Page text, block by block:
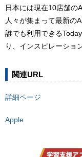
日本には現在10店舗の
人々が集まって最新の
誰でも利用できる
り、インスピレーショ
関連URL
詳細ページ
Apple